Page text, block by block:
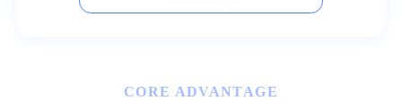
CORE ADVANTAGE